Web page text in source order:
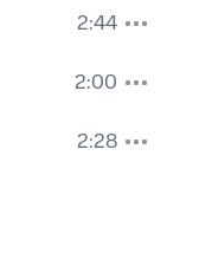
2:44
2:00
2:28